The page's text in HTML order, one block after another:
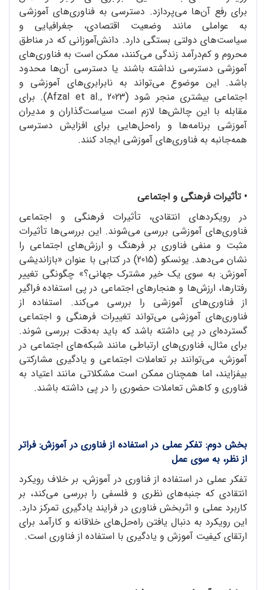
برای رفع آن‌ها می‌پردازد. دسترسی به فناوری‌های آموزشی
به عواملی مانند وضعیت اقتصادی، جغرافیایی و
سیاست‌های دولتی بستگی دارد. دانش‌آموزانی که در مناطق
محروم و کم‌درآمد زندگی می‌کنند، ممکن است به فناوری‌های
آموزشی دسترسی نداشته باشند یا دسترسی آن‌ها محدود
باشد. این موضوع می‌تواند به نابرابری‌های آموزشی و
اجتماعی بیشتری منجر شود (Afzal et al., 2023). برای
مقابله با این چالش‌ها لازم است سیاست‌گذاران و مدیران
آموزشی برنامه‌ها و راه‌حل‌هایی برای افزایش دسترسی
همه‌جانبه به فناوری‌های آموزشی ایجاد ‌کنند.
•تأثیرات فرهنگی و اجتماعی
در رویکردهای انتقادی، تأثیرات فرهنگی و اجتماعی
فناوری‌های آموزشی بررسی می‌شوند. این بررسی‌ها تأثیرات
مثبت و منفی فناوری بر فرهنگ و ارزش‌های اجتماعی را
نشان می‌دهد. یونسکو (2015) در کتابی با عنوان «بازاندیشی
آموزش: به سوی یک خیر مشترک جهانی؟» چگونگی تغییر
رفتارها، ارزش‌ها و هنجارهای اجتماعی در پی استفاده فراگیر
از فناوری‌های آموزشی را بررسی می‌کند. استفاده از
فناوری‌های آموزشی می‌تواند تغییرات فرهنگی و اجتماعی
گسترده‌ای در پی داشته باشد که باید به‌دقت بررسی شوند.
برای مثال، فناوری‌های ارتباطی مانند شبکه‌های اجتماعی در
آموزش، می‌توانند بر تعاملات اجتماعی و یادگیری مشارکتی
بیفزایند، اما همچنان ممکن است مشکلاتی مانند اعتیاد به
فناوری و کاهش تعاملات حضوری را در پی داشته باشند.
بخش دوم: تفکر عملی در استفاده از فناوری در آموزش: فراتر
از نظر، به سوی عمل
تفکر عملی در استفاده از فناوری در آموزش، بر خلاف رویکرد
انتقادی که جنبه‌های نظری و فلسفی را بررسی می‌کند، بر
کاربرد عملی و اثربخش فناوری در فرایند یادگیری تمرکز دارد.
این رویکرد به دنبال یافتن راه‌حل‌های خلاقانه و کارآمد برای
ارتقای کیفیت آموزش و یادگیری با استفاده از فناوری است.